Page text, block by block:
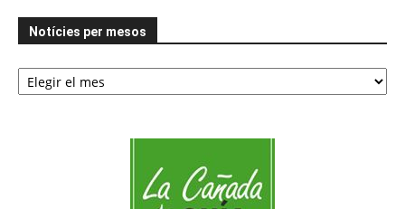
Notícies per mesos
Notícies
per